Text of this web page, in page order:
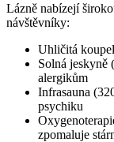
Lázně nabízejí
návštěvníky:
Uhličitá
Solná jeskyně
alergikům
Infrasauna
psychiku
zpomaluje